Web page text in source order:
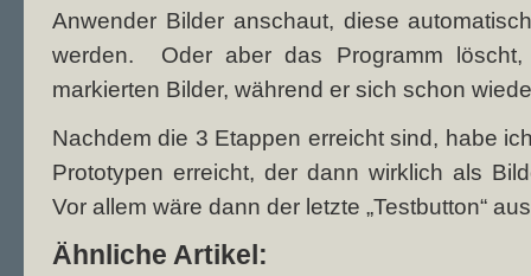
Anwender Bilder anschaut, diese
werden. Oder aber das Programm
markierten Bilder, während er sich schon
Nachdem die 3 Etappen erreicht sind, habe
Prototypen erreicht, der dann wirklich als
Vor allem wäre dann der letzte „Testbutton“
Ähnliche Artikel: